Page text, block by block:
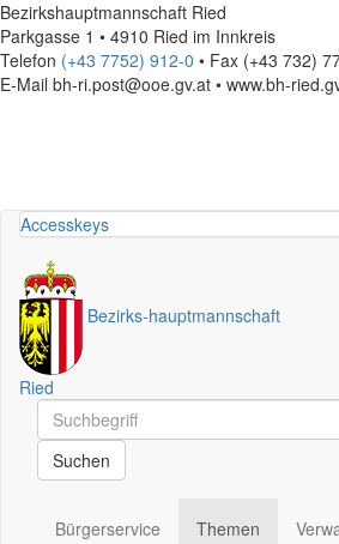
Bezirkshauptmannschaft Ried
Parkgasse 1 • 4910 Ried im Innkreis
Telefon (+43 7752) 912-0 • Fax (+43 732)
E-Mail bh-ri.post@ooe.gv.at • www.bh-
Accesskeys
Bezirks-hauptmannschaft
Ried
Schnellsuche
Schnellsuche
Suchen
Bürgerservice
Themen